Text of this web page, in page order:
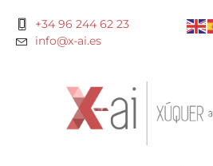
+34 96 244 62 23
info@x-ai.es